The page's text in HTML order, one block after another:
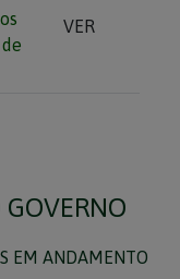
VER
GOVERNO
EM ANDAMENTO